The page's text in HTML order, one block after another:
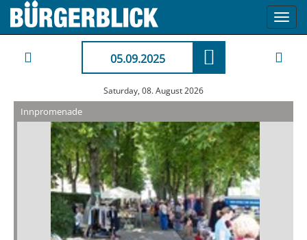
05.09.2025
Saturday, 08. August 2026
Innpromenade